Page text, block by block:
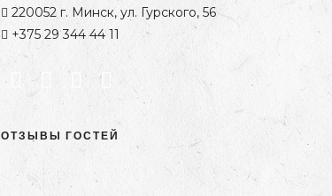
220052 г. Минск, ул. Гурского, 56
+375 29 344 44 11
ОТЗЫВЫ ГОСТЕЙ